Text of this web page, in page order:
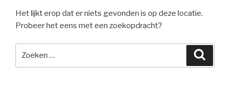
Het lijkt erop dat er niets gevonden is op deze locatie.
Probeer het eens met een zoekopdracht?